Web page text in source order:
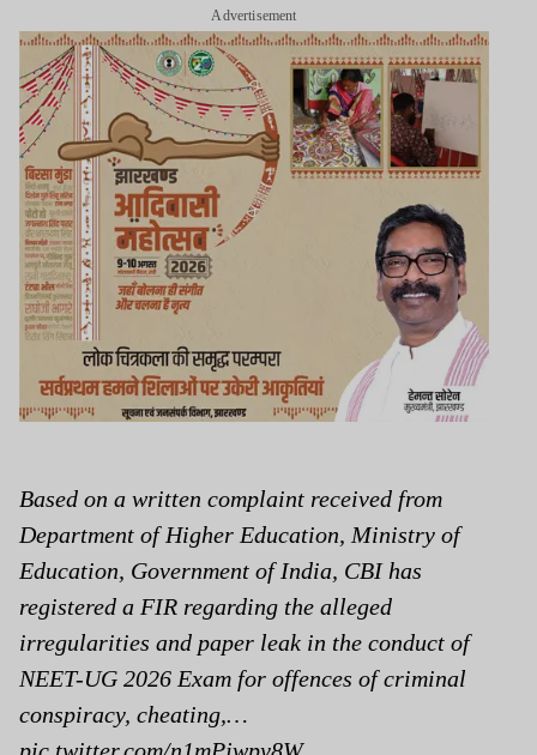
Advertisement
Based on a written complaint received from
Department of Higher Education, Ministry of
Education, Government of India, CBI has
registered a FIR regarding the alleged
irregularities and paper leak in the conduct of
NEET-UG 2026 Exam for offences of criminal
conspiracy, cheating,…